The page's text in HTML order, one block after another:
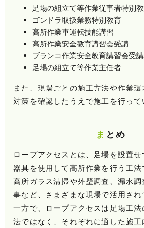
足場の組立て等作業従事者特別
ゴンドラ取扱業務特別教育
高所作業車運転技能講習
高所作業安全教育講習会受講
ブランコ作業安全教育講習会受講
足場の組立て等作業主任者
また、現場ごとの施工方法や作業
対策を確認したうえで施工を行って
まとめ
ロープアクセスとは、足場を設置
器具を使用して高所作業を行う工法
高所ガラス清掃や外壁調査、漏水
事など、さまざまな現場で活用され
一方で、ロープアクセスは足場工
法ではなく、それぞれに適した施工